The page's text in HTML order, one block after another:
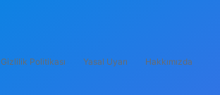
Gizlilik Politikası Yasal Uyarı Hakkımızda